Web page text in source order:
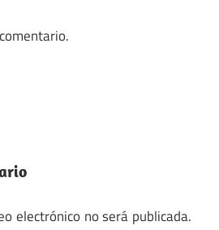
electrónico no será publicada.